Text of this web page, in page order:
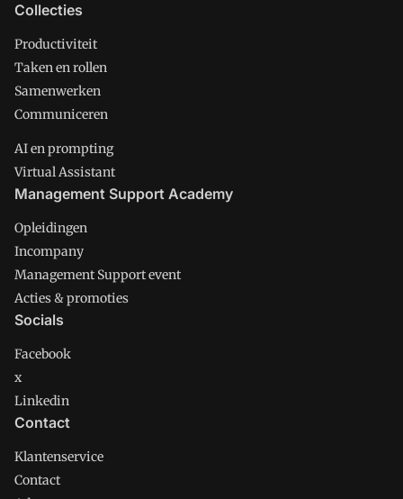
Collecties
Productiviteit
Taken en rollen
Samenwerken
Communiceren
AI en prompting
Virtual Assistant
Management Support Academy
Opleidingen
Incompany
Management Support event
Acties & promoties
Socials
Facebook
x
Linkedin
Contact
Klantenservice
Contact